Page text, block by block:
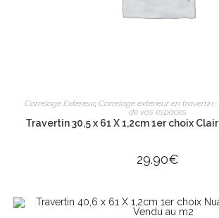
LIRE LA SUITE
Carrelage Extérieur, Carrelage extérieur en travertin
de vos espaces
Travertin 30,5 x 61 X 1,2cm 1er choix
29.90€